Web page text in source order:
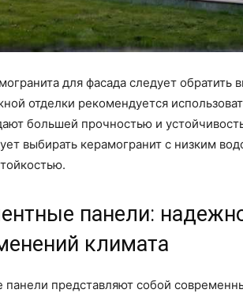
для фасада следует обратить
отделки рекомендуется
большей прочностью и
выбирать керамогранит с низким
панели:
климата
представляют собой